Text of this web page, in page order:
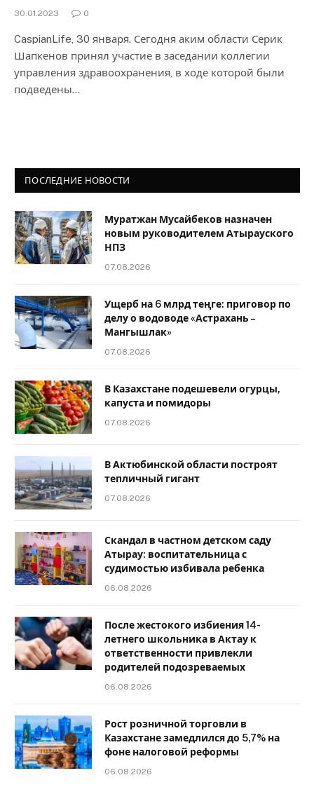
30.01.2023 0
CaspianLife, 30 января. Сегодня аким области Серик
Шапкенов принял участие в заседании коллегии
управления здравоохранения, в ходе которой были
подведены…
ПОСЛЕДНИЕ НОВОСТИ
Муратжан Мусайбеков назначен
новым руководителем Атырауского
НПЗ
07.08.2026
Ущерб на 6 млрд теңге: приговор по
делу о водоводе «Астрахань –
Мангышлак»
07.08.2026
В Казахстане подешевели огурцы,
капуста и помидоры
07.08.2026
В Актюбинской области построят
тепличный гигант
07.08.2026
Скандал в частном детском саду
Атырау: воспитательница с
судимостью избивала ребенка
06.08.2026
После жестокого избиения 14-
летнего школьника в Актау к
ответственности привлекли
родителей подозреваемых
06.08.2026
Рост розничной торговли в
Казахстане замедлился до 5,7% на
фоне налоговой реформы
06.08.2026